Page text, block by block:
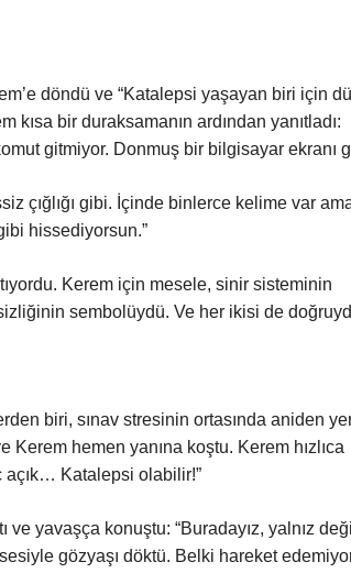
döndü ve “Katalepsi yaşayan biri için
bir duraksamanın ardından yanıtladı:
gitmiyor. Donmuş bir bilgisayar ekranı
çığlığı gibi. İçinde binlerce kelime var
hissediyorsun.”
Kerem için mesele, sinir sisteminin
sembolüydü. Ve her ikisi de
biri, sınav stresinin ortasında aniden
Kerem hemen yanına koştu. Kerem hızlıca
açık… Katalepsi olabilir!”
yavaşça konuştu: “Buradayız, yalnız
gözyaşı döktü. Belki hareket